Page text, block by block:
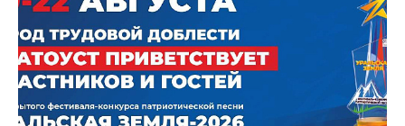
многоквартирного дома, отсутствовало взаимодействие с
ресурсоснабжающей организацией, ЕДДС и иными службами»,
— сообщила начальник Главного управления ГЖИ Ирина
Настенко. В следующий раз, рекомендовали в
Госжилинспекции, службы должны действовать слаженно. И
оперативно делиться информацией со всеми
заинтересованными – от поставщика тепла до конечных
потребителей.